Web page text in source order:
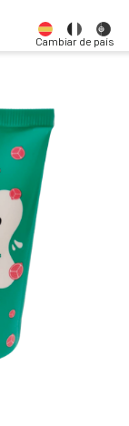
Cambiar de país